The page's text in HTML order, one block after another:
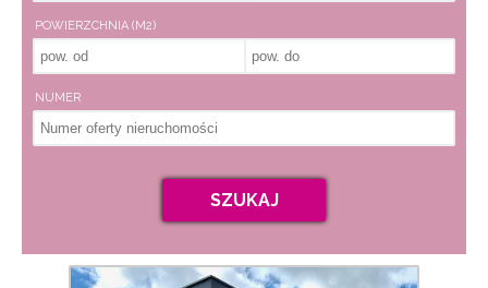
POWIERZCHNIA (M2)
NUMER
SZUKAJ